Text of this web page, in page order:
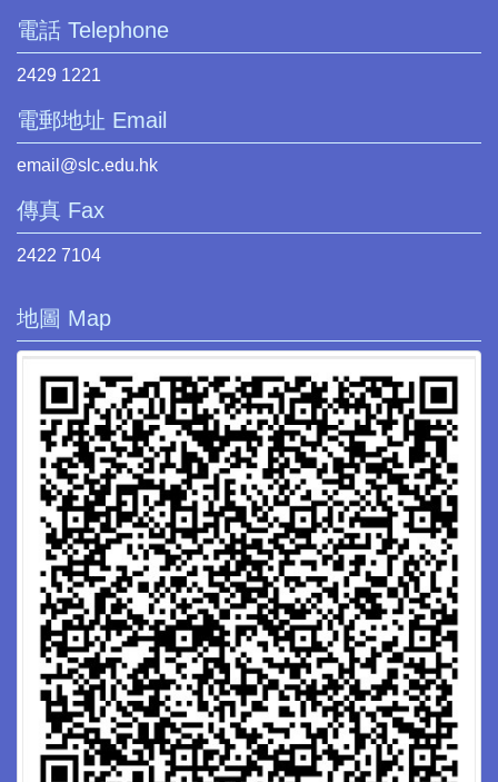
電話 Telephone
2429 1221
電郵地址 Email
email@slc.edu.hk
傳真 Fax
2422 7104
地圖 Map